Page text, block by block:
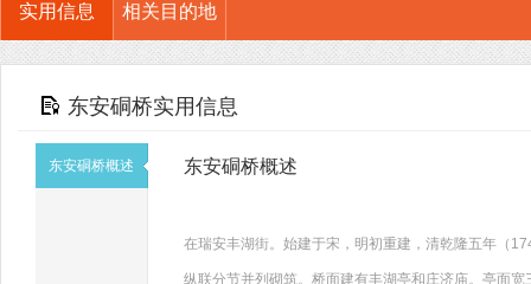
实用信息 相关目的地
东安硐桥实用信息
东安硐桥概述 东安硐桥概述
在瑞安丰湖街。始建于宋，明初重建，清乾隆五年（
纵联分节并列砌筑。桥面建有丰湖亭和庄济庙。亭面